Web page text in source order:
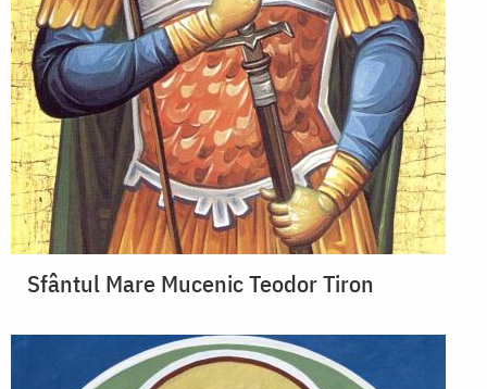
Sfântul Mare Mucenic Teodor Tiron